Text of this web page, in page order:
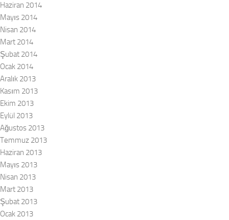
Haziran 2014
Mayıs 2014
Nisan 2014
Mart 2014
Şubat 2014
Ocak 2014
Aralık 2013
Kasım 2013
Ekim 2013
Eylül 2013
Ağustos 2013
Temmuz 2013
Haziran 2013
Mayıs 2013
Nisan 2013
Mart 2013
Şubat 2013
Ocak 2013